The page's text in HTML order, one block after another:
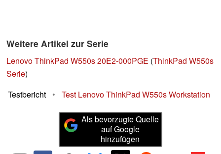
Weitere Artikel zur Serie
Lenovo ThinkPad W550s 20E2-000PGE (ThinkPad W550s
Serie)
Testbericht
• Test Lenovo ThinkPad W550s Workstation
Als bevorzugte Quelle
auf Google
hinzufügen